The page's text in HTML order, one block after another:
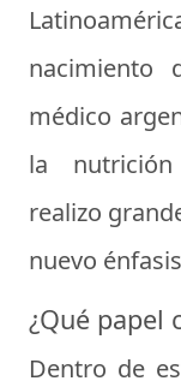
nacimiento
médico
la
realizo
nuevo
¿Qué papel
Dentro de